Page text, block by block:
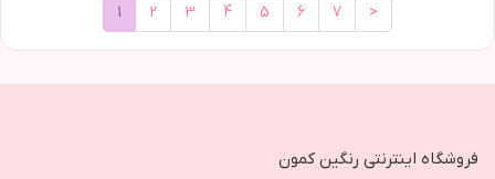
1 2 3 4 5 6 7 >
فروشگاه اینترنتی رنگین کمون